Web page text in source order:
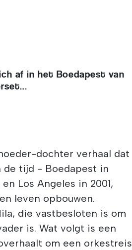
af in het Boedapest van
dochter verhaal dat
de tijd - Boedapest in
Los Angeles in 2001,
leven opbouwen.
die vastbesloten is om
is. Wat volgt is een
om een orkestreis